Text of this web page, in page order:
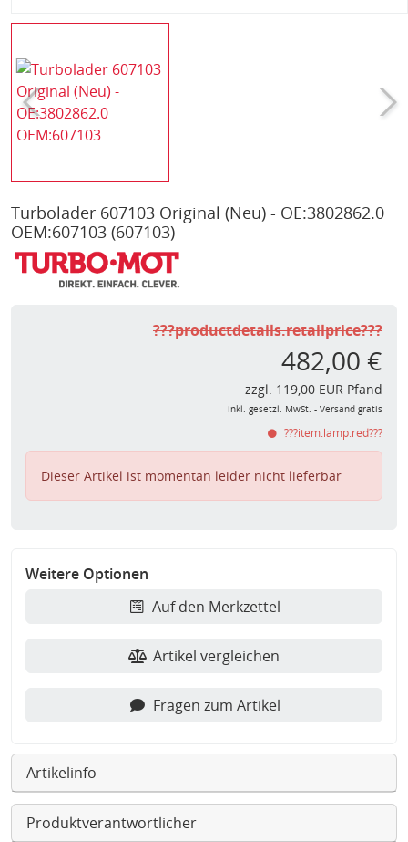
Turbolader 607103 Original (Neu) - OE:3802862.0
OEM:607103 (607103)
???productdetails.retailprice???
482,00 €
zzgl. 119,00 EUR Pfand
inkl. gesetzl. MwSt. - Versand gratis
???item.lamp.red???
Dieser Artikel ist momentan leider nicht lieferbar
Weitere Optionen
Auf den Merkzettel
Artikel vergleichen
Fragen zum Artikel
Artikelinfo
Produktverantwortlicher